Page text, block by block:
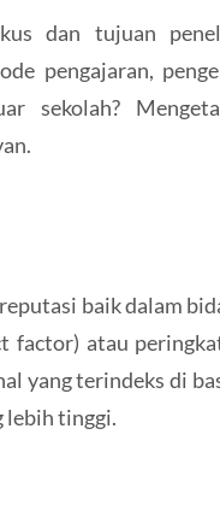
dan tujuan
pengajaran,
sekolah?
reputasi baik dalam
factor) atau
yang terindeks di
lebih tinggi.